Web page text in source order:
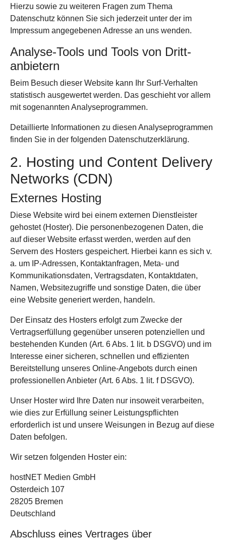
Hierzu sowie zu weiteren Fragen zum Thema
Datenschutz können Sie sich jederzeit unter der im
Impressum angegebenen Adresse an uns wenden.
Analyse-Tools und Tools von Dritt­
anbietern
Beim Besuch dieser Website kann Ihr Surf-Verhalten
statistisch ausgewertet werden. Das geschieht vor allem
mit sogenannten Analyseprogrammen.
Detaillierte Informationen zu diesen Analyseprogrammen
finden Sie in der folgenden Datenschutzerklärung.
2. Hosting und Content Delivery
Networks (CDN)
Externes Hosting
Diese Website wird bei einem externen Dienstleister
gehostet (Hoster). Die personenbezogenen Daten, die
auf dieser Website erfasst werden, werden auf den
Servern des Hosters gespeichert. Hierbei kann es sich v.
a. um IP-Adressen, Kontaktanfragen, Meta- und
Kommunikationsdaten, Vertragsdaten, Kontaktdaten,
Namen, Websitezugriffe und sonstige Daten, die über
eine Website generiert werden, handeln.
Der Einsatz des Hosters erfolgt zum Zwecke der
Vertragserfüllung gegenüber unseren potenziellen und
bestehenden Kunden (Art. 6 Abs. 1 lit. b DSGVO) und im
Interesse einer sicheren, schnellen und effizienten
Bereitstellung unseres Online-Angebots durch einen
professionellen Anbieter (Art. 6 Abs. 1 lit. f DSGVO).
Unser Hoster wird Ihre Daten nur insoweit verarbeiten,
wie dies zur Erfüllung seiner Leistungspflichten
erforderlich ist und unsere Weisungen in Bezug auf diese
Daten befolgen.
Wir setzen folgenden Hoster ein:
hostNET Medien GmbH
Osterdeich 107
28205 Bremen
Deutschland
Abschluss eines Vertrages über